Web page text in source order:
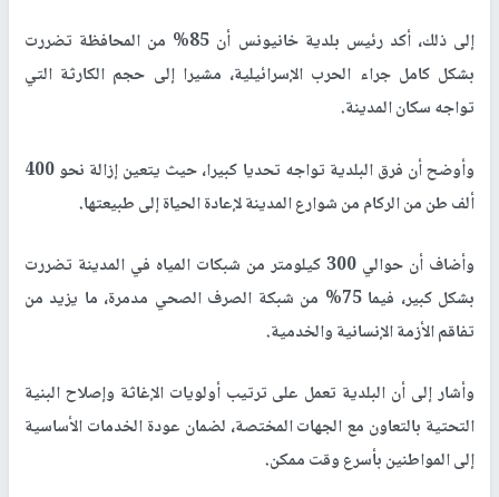
إلى ذلك، أكد رئيس بلدية خانيونس أن 85% من المحافظة تضررت
بشكل كامل جراء الحرب الإسرائيلية، مشيرا إلى حجم الكارثة التي
تواجه سكان المدينة.
وأوضح أن فرق البلدية تواجه تحديا كبيرا، حيث يتعين إزالة نحو 400
ألف طن من الركام من شوارع المدينة لإعادة الحياة إلى طبيعتها.
وأضاف أن حوالي 300 كيلومتر من شبكات المياه في المدينة تضررت
بشكل كبير، فيما 75% من شبكة الصرف الصحي مدمرة، ما يزيد من
تفاقم الأزمة الإنسانية والخدمية.
وأشار إلى أن البلدية تعمل على ترتيب أولويات الإغاثة وإصلاح البنية
التحتية بالتعاون مع الجهات المختصة، لضمان عودة الخدمات الأساسية
إلى المواطنين بأسرع وقت ممكن.